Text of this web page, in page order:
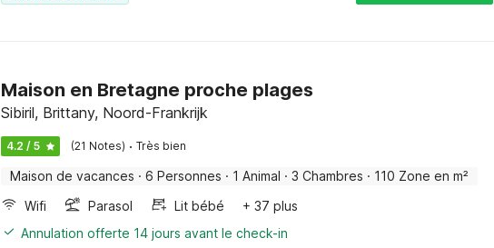
Maison en Bretagne proche plages
Sibiril, Brittany, Noord-Frankrijk
4.2 / 5 (21 Notes) · Très bien
Maison de vacances · 6 Personnes · 1 Animal · 3 Chambres · 110 Zone en m²
Wifi
Parasol Lit bébé
+ 37 plus
Annulation offerte 14 jours avant le check-in